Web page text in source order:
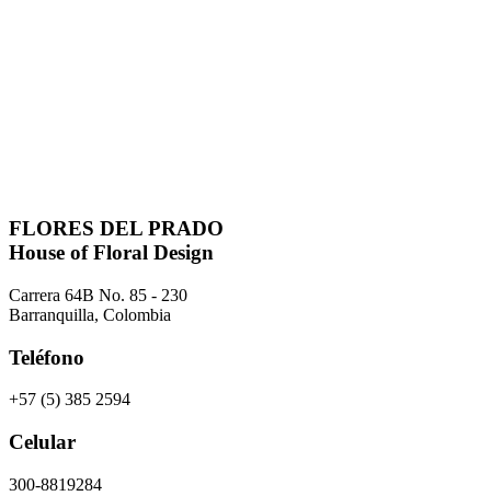
FLORES DEL PRADO
House of Floral Design
Carrera 64B No. 85 - 230
Barranquilla, Colombia
Teléfono
+57 (5) 385 2594
Celular
300-8819284